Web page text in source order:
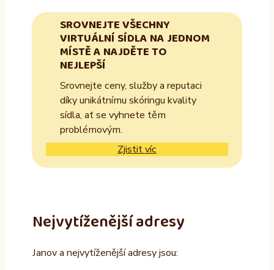
SROVNEJTE VŠECHNY
VIRTUÁLNÍ SÍDLA NA JEDNOM
MÍSTĚ A NAJDĚTE TO
NEJLEPŠÍ
Srovnejte ceny, služby a reputaci
díky unikátnímu skóringu kvality
sídla, ať se vyhnete těm
problémovým.
Zjistit víc
Nejvytíženější adresy
Janov a nejvytíženější adresy jsou: